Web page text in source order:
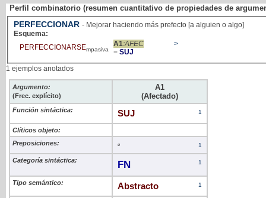
Perfil combinatorio (resumen cuantitativo de propiedades de
PERFECCIONAR - Mejorar haciendo más prefecto [a alguien o algo]
Esquema:
PERFECCIONARSEmpasiva
A1:AFEC
= SUJ
>
1 ejemplos anotados
Argumento:
(Frec. explícito)
A1
(Afectado)
Función sintáctica: SUJ 1
Clíticos objeto:
Preposiciones:
ø 1
Categoría sintáctica: FN 1
Tipo semántico: Abstracto 1